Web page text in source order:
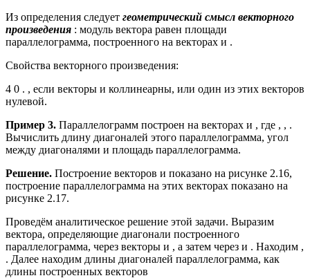
Из определения следует геометрический смысл векторного
произведения : модуль вектора равен площади
параллелограмма, построенного на векторах и .
Свойства векторного произведения:
4 0 . , если векторы и коллинеарны, или один из этих векторов
нулевой.
Пример 3. Параллелограмм построен на векторах и , где , , .
Вычислить длину диагоналей этого параллелограмма, угол
между диагоналями и площадь параллелограмма.
Решение. Построение векторов и показано на рисунке 2.16,
построение параллелограмма на этих векторах показано на
рисунке 2.17.
Проведём аналитическое решение этой задачи. Выразим
вектора, определяющие диагонали построенного
параллелограмма, через векторы и , а затем через и . Находим ,
. Далее находим длины диагоналей параллелограмма, как
длины построенных векторов